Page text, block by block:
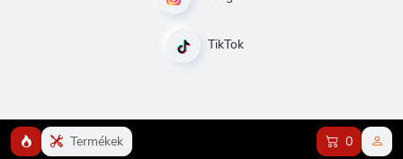
TikTok
Termékek 0